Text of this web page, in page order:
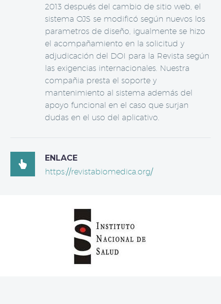
2013 después del cambio de sitio web, el
sistema OJS se modificó según nuevos los
parametros de diseño, igualmente se hizo
el acompañamiento en la solicitud y
adjudicación del DOI para la Revista según
las exigencias internacionales. Nuestra
compañia presta el soporte y
mantenimiento al sistema además del
apoyo funcional en el caso que surjan
dudas en el uso del aplicativo.

ENLACE
https://revistabiomedica.org/